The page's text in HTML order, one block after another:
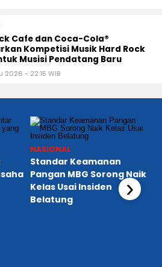
Cafe dan Coca-Cola®
Kompetisi Musik Hard Rock
Musisi Pendatang Baru
2026 - 22:15 WIB
NASIONAL
Standar Keamanan
Pangan MBG Sorong Naik
Kelas Usai Insiden
Belatung
›